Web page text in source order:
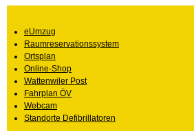
eUmzug
Raumreservationssystem
Ortsplan
Online-Shop
Wattenwiler Post
Fahrplan ÖV
Webcam
Standorte Defibrillatoren